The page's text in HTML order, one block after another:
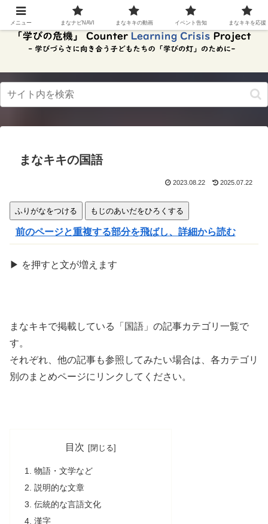
スク
リー
ンリ
ド。
この
ボタ
ンを
と、
ダー
の読
み上
にで
まなキキの国語
2023.08.22 2025.07.22
ふりがなをつける もじのあいだをひろくする
前のページと重複する部分を飛ばし、詳細から読む
▶ を押すと文が増 えます
まなキキで掲載している「国語」の記事カテゴリ一覧で
す。
それぞれ、他の記事も参照してみたい場合は、各カテゴリ
別のまとめページにリンクしてください。
目次
物語・文学など
説明的な文章
伝統的な言語文化
漢字
メニュー まなナビNAVI まなキキの動画 イベント告知 まなキキを応援